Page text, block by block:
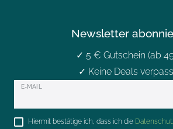
Newsletter
✓ 5 € Gutschein (ab
✓ Keine Deals
E-MAIL
Newsletter
Hiermit bestätige ich, dass ich die